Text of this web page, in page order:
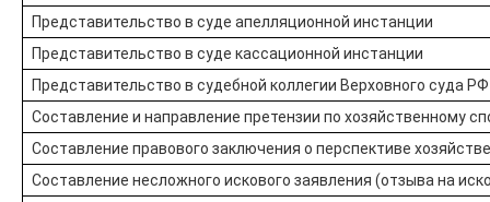
Представительство в суде апелляционной инстанции
Представительство в суде кассационной инстанции
Представительство в судебной коллегии Верховного суда РФ
Составление и направление претензии по хозяйственному
Составление правового заключения о перспективе
Составление несложного искового заявления (отзыва на